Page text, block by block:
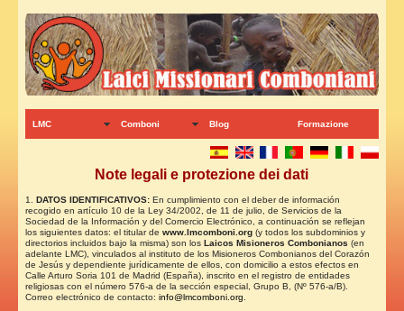
LMC Comboni Blog Formazione
Note legali e protezione dei dati
1.DATOS IDENTIFICATIVOS:En cumplimiento con el deber de información
recogido en artículo 10 de la Ley 34/2002, de 11 de julio, de Servicios de la
Sociedad de la Información y del Comercio Electrónico, a continuación se reflejan
los siguientes datos: el titular dewww.lmcomboni.org(y todos los subdominios y
directorios incluidos bajo la misma) son losLaicos Misioneros Combonianos (en
adelante LMC), vinculados al instituto de los Misioneros Combonianos del Corazón
de Jesús y dependiente jurídicamente de ellos, con domicilio a estos efectos en
Calle Arturo Soria 101 de Madrid (España), inscrito en el registro de entidades
religiosas con el número 576-a de la sección especial, Grupo B, (Nº 576-a/B).
Correo electrónico de contacto:info@lmcomboni.org